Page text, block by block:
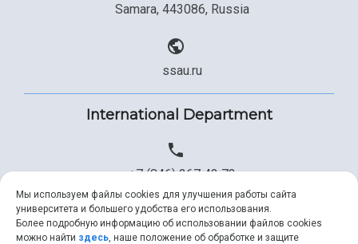
Samara, 443086, Russia
ssau.ru
International Department
+7 (846) 267 43 73
+7 (846) 334 57 22
Мы используем файлы cookies для улучшения работы сайта
университета и большего удобства его использования.
Более подробную информацию об использовании файлов cookies
можно найти здесь, наше положение об обработке и защите